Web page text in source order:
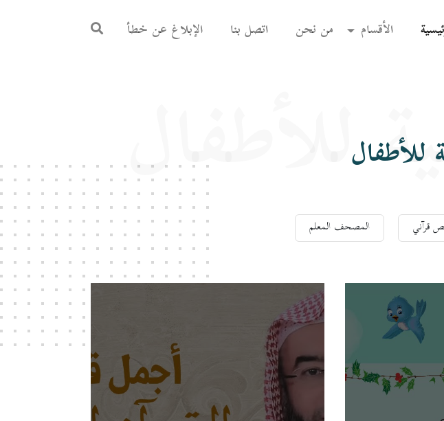
(current) الأقسام من نحن اتصل بنا الإبلاغ عن خطأ
للأطفالللأطفال
قرآني المصحف المعلم